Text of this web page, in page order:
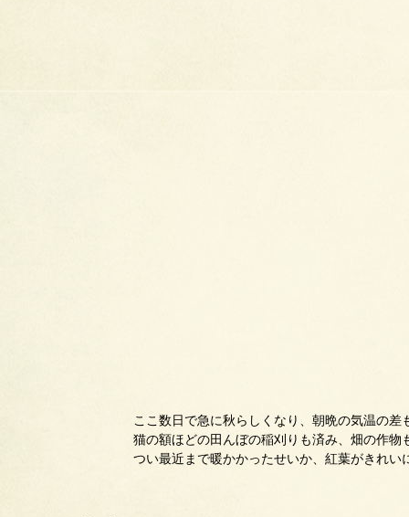
ここ数日で急に秋らしくなり、朝晩の気温の差
猫の額ほどの田んぼの稲刈りも済み、畑の作物
つい最近まで暖かかったせいか、紅葉がきれ